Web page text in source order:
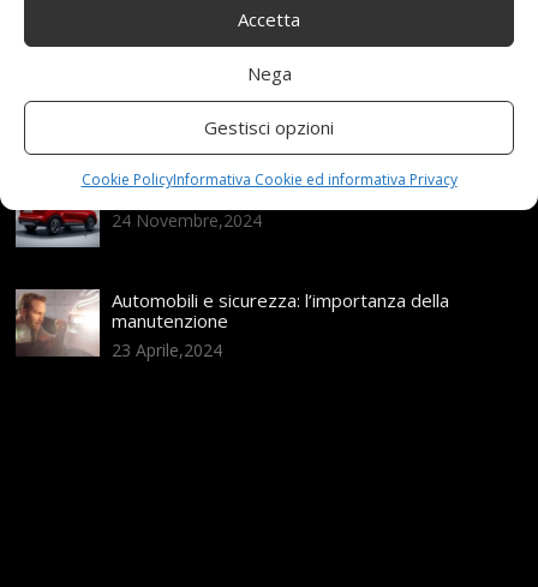
Accetta
Nega
Gestisci opzioni
Cookie PolicyInformativa Cookie ed informativa Privacy
Range Rover: un’icona tra i luxury SUV
Nuova MG ZS Hybrid+: i SUV si fanno ibridi
24 Novembre,2024
Automobili e sicurezza: l’importanza della
manutenzione
23 Aprile,2024